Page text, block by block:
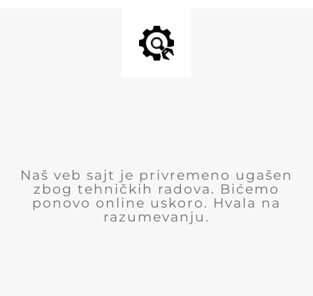
Naš veb sajt je privremeno ugašen
zbog tehničkih radova. Bićemo
ponovo online uskoro. Hvala na
razumevanju.